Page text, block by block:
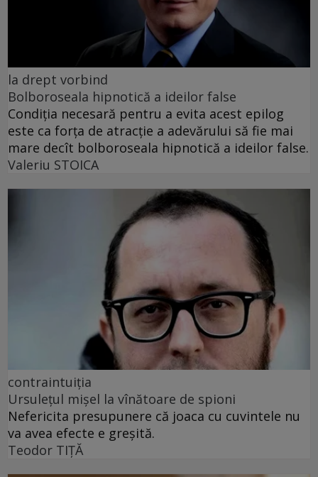
la drept vorbind
Bolboroseala hipnotică a ideilor false
Condiția necesară pentru a evita acest epilog
este ca forța de atracție a adevărului să fie mai
mare decît bolboroseala hipnotică a ideilor false.
Valeriu STOICA
contraintuiția
Ursulețul mișel la vînătoare de spioni
Nefericita presupunere că joaca cu cuvintele nu
va avea efecte e greșită.
Teodor TIŢĂ